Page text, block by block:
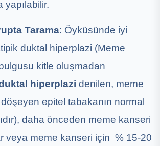
yapılabilir.
Tarama: Öyküsünde iyi
duktal hiperplazi (Meme
kitle oluşmadan
hiperplazi denilen, meme
döşeyen epitel tabakanın normal
daha önceden meme kanseri
veya meme kanseri için % 15-20